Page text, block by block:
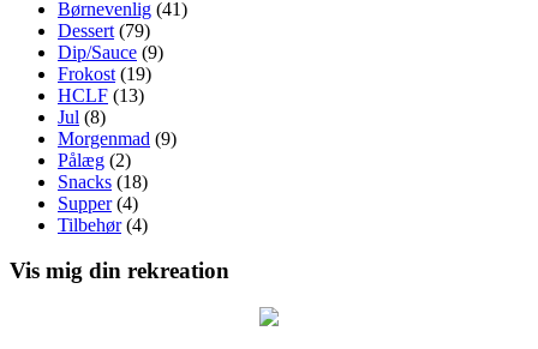
Børnevenlig (41)
Dessert (79)
Dip/Sauce (9)
Frokost (19)
HCLF (13)
Jul (8)
Morgenmad (9)
Pålæg (2)
Snacks (18)
Supper(4)
Tilbehør(4)
Vis mig din rekreation